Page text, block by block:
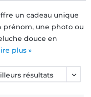
un cadeau unique
prénom, une photo ou
douce en
plus »